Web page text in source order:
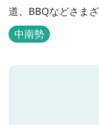
道、BBQなどさま
中南勢